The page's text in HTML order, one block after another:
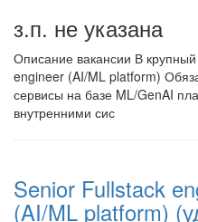
з.п. не указана
Описание вакансии В
engineer (AI/ML platform)
сервисы на базе ML/GenAI
внутренними сис
Senior Fullstack
(AI/ML platform)